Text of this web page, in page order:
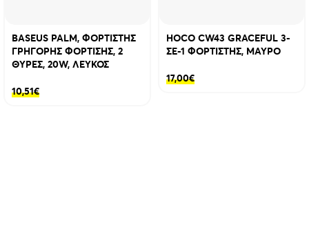
BASEUS PALM, ΦΟΡΤΙΣΤΗΣ
ΓΡΗΓΟΡΗΣ ΦΟΡΤΙΣΗΣ, 2
ΘΥΡΕΣ, 20W, ΛΕΥΚΟΣ
10,51€
HOCO CW43 GRACEFUL 3-
ΣΕ-1 ΦΟΡΤΙΣΤΗΣ, ΜΑΥΡΟ
17,00€